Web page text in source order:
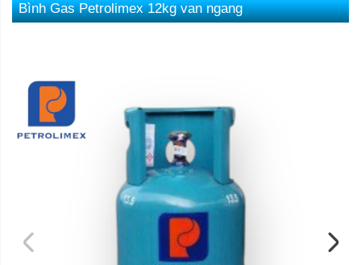
Bình Gas Petrolimex 12kg van ngang